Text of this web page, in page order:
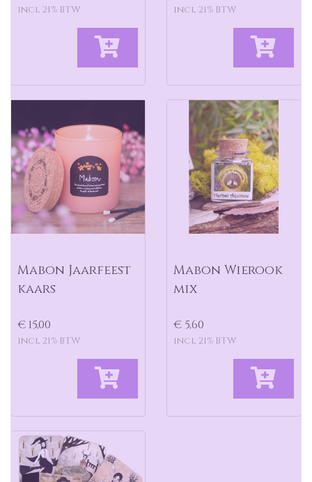
incl 21% BTW incl 21% BTW
Mabon Jaarfeest
kaars
€ 15,00
incl 21% BTW
Mabon Wierook
mix
€ 5,60
incl 21% BTW